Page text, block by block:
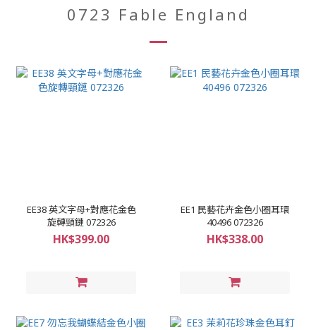
0723 Fable England
EE38 英文字母+對應花金色
旋轉頸鏈 072326
HK$399.00
EE1 民藝花卉金色小圈耳環
40496 072326
HK$338.00